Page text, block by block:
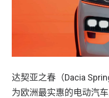
达契亚之春（Dacia
为欧洲最实惠的电动汽